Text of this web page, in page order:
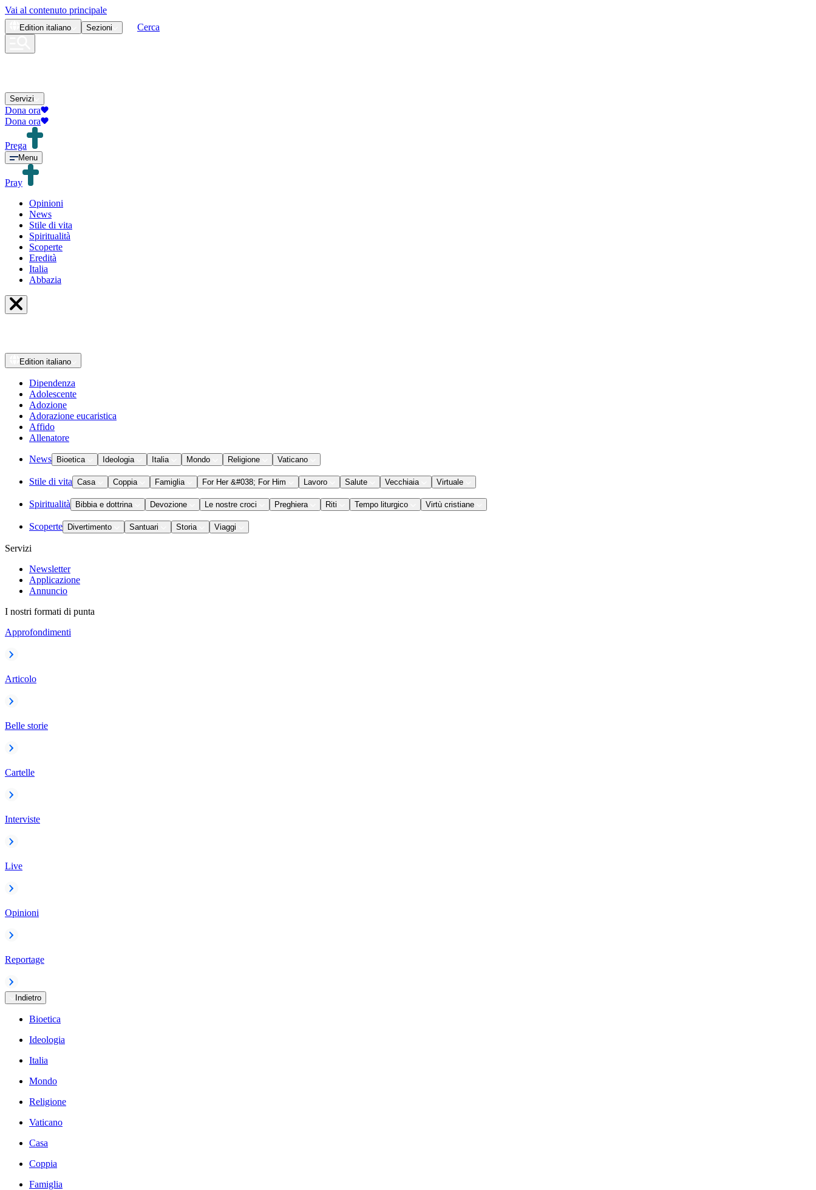
Vai al contenuto principale
Edition italiano Sezioni Cerca
Servizi
Dona ora
Dona ora
Prega
Menu
Pray
Opinioni
News
Stile di vita
Spiritualità
Scoperte
Eredità
Italia
Abbazia
Edition italiano
Dipendenza
Adolescente
Adozione
Adorazione eucaristica
Affido
Allenatore
News Bioetica Ideologia Italia Mondo Religione Vaticano
Stile di vita Casa Coppia Famiglia For Her &#038; For Him Lavoro Salute Vecchiaia Virtuale
Spiritualità Bibbia e dottrina Devozione Le nostre croci Preghiera Riti Tempo liturgico Virtù cristiane
Scoperte Divertimento Santuari Storia Viaggi
Servizi
Newsletter
Applicazione
Annuncio
I nostri formati di punta
Approfondimenti
Articolo
Belle storie
Cartelle
Interviste
Live
Opinioni
Reportage
Indietro
Bioetica
Ideologia
Italia
Mondo
Religione
Vaticano
Casa
Coppia
Famiglia